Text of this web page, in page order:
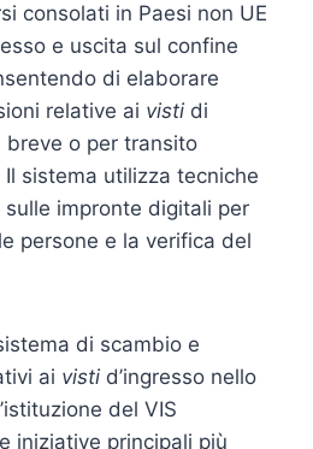
consolati in Paesi non UE
e uscita sul confine
di elaborare
relative ai visti di
breve o per transito
Il sistema utilizza tecniche
impronte digitali per
persone e la verifica del
di scambio e
ai visti d’ingresso nello
del VIS
iniziative principali più